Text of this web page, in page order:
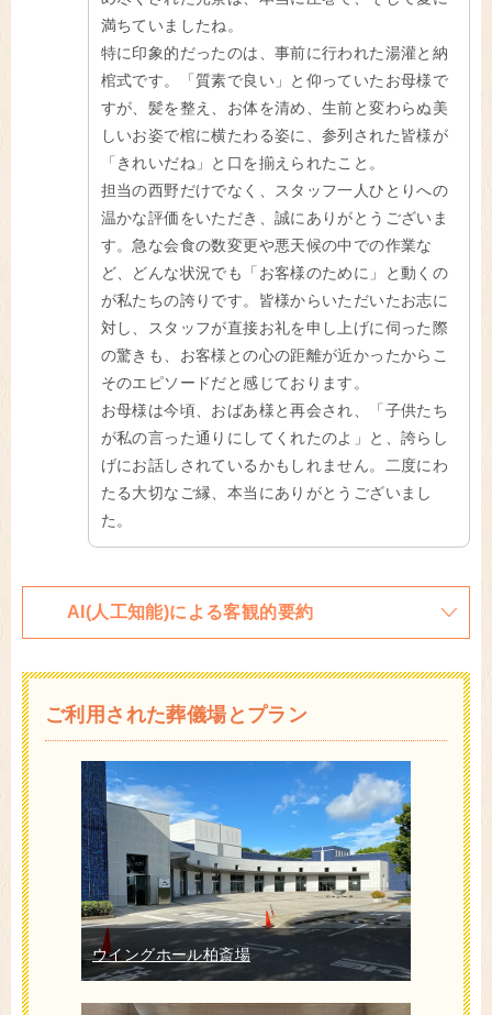
満ちていましたね。
特に印象的だったのは、事前に行われた湯灌と納
棺式です。「質素で良い」と仰っていたお母様で
すが、髪を整え、お体を清め、生前と変わらぬ美
しいお姿で棺に横たわる姿に、参列された皆様が
「きれいだね」と口を揃えられたこと。
担当の西野だけでなく、スタッフ一人ひとりへの
温かな評価をいただき、誠にありがとうございま
す。急な会食の数変更や悪天候の中での作業な
ど、どんな状況でも「お客様のために」と動くの
が私たちの誇りです。皆様からいただいたお志に
対し、スタッフが直接お礼を申し上げに伺った際
の驚きも、お客様との心の距離が近かったからこ
そのエピソードだと感じております。
お母様は今頃、おばあ様と再会され、「子供たち
が私の言った通りにしてくれたのよ」と、誇らし
げにお話しされているかもしれません。二度にわ
たる大切なご縁、本当にありがとうございまし
た。
AI(人工知能)による客観的要約
ご利用された葬儀場とプラン
ウイングホール柏斎場